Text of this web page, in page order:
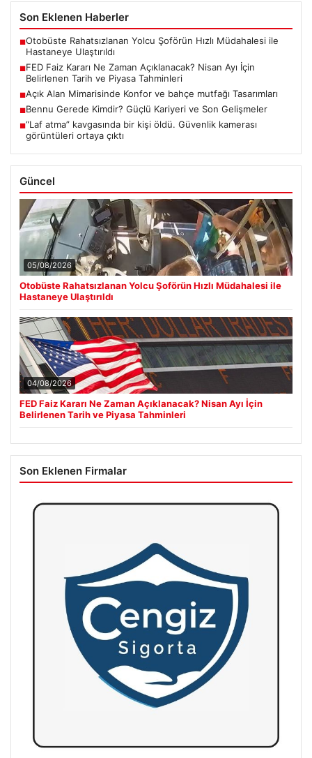
Son Eklenen Haberler
■Otobüste Rahatsızlanan Yolcu Şoförün Hızlı Müdahalesi ile
Hastaneye Ulaştırıldı
■FED Faiz Kararı Ne Zaman Açıklanacak? Nisan Ayı İçin
Belirlenen Tarih ve Piyasa Tahminleri
■Açık Alan Mimarisinde Konfor ve bahçe mutfağı Tasarımları
■Bennu Gerede Kimdir? Güçlü Kariyeri ve Son Gelişmeler
■“Laf atma” kavgasında bir kişi öldü. Güvenlik kamerası
görüntüleri ortaya çıktı
Güncel
05/08/2026
Otobüste Rahatsızlanan Yolcu Şoförün Hızlı Müdahalesi ile
Hastaneye Ulaştırıldı
04/08/2026
FED Faiz Kararı Ne Zaman Açıklanacak? Nisan Ayı İçin
Belirlenen Tarih ve Piyasa Tahminleri
Son Eklenen Firmalar